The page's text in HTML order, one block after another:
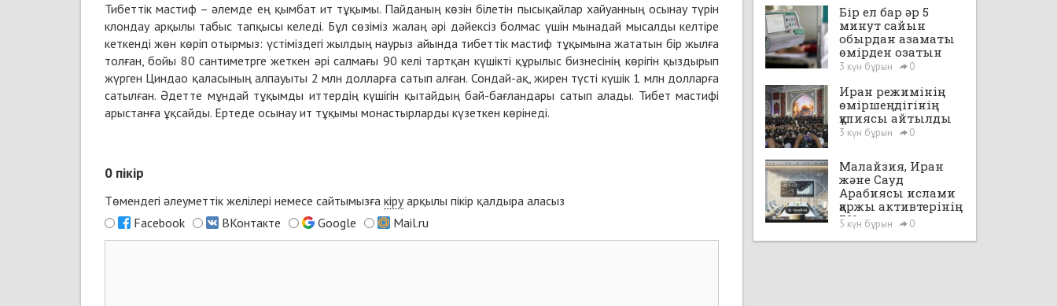
Тибеттік мастиф – әлемде ең қымбат ит тұқымы. Пайданың көзін білетін пысықайлар хайуанның осынау түрін
клондау арқылы табыс тапқысы келеді. Бұл сөзіміз жалаң әрі дәйексіз болмас үшін мынадай мысалды келтіре
кеткенді жөн көріп отырмыз: үстіміздегі жылдың наурыз айында тибеттік мастиф тұқымына жататын бір жылға
толған, бойы 80 сантиметрге жеткен әрі салмағы 90 келі тартқан күшікті құрылыс бизнесінің көрігін қыздырып
жүрген Циндао қаласының алпауыты 2 млн долларға сатып алған. Сондай-ақ, жирен түсті күшік 1 млн долларға
сатылған. Әдетте мұндай тұқымды иттердің күшігін қытайдың бай-бағландары сатып алады. Тибет мастифі
арыстанға ұқсайды. Ертеде осынау ит тұқымы монастырларды күзеткен көрінеді.
0 пікір
Төмендегі әлеуметтік желілері немесе сайтымызға кіруарқылы пікір қалдыра аласыз
Facebook
ВКонтакте Google Mail.ru
Бір ел бар әр 5
минут сайын
обырдан азаматы
өмірден озатын
3 күн бұрын 0
Иран режимінің
өміршеңдігінің
құпиясы айтылды
3 күн бұрын 0
Малайзия, Иран
және Сауд
Арабиясы ислами
қаржы активтерінің
72%-на ие
5 күн бұрын 0